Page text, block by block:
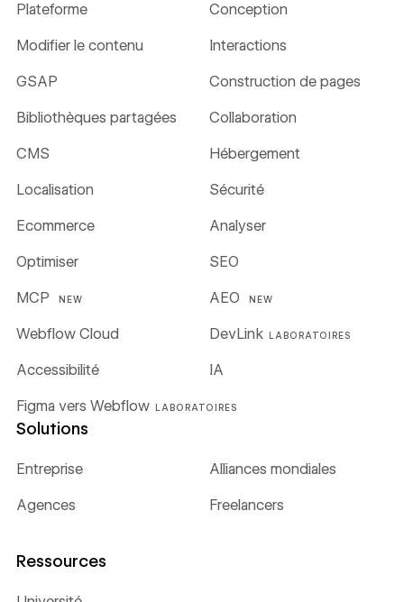
Plateforme Conception
Modifier le contenu Interactions
GSAP Construction de pages
Bibliothèques partagées Collaboration
CMS Hébergement
Localisation Sécurité
Ecommerce Analyser
Optimiser SEO
MCP NEW AEO NEW
Webflow Cloud DevLink LABORATOIRES
Figma vers Webflow LABORATOIRES
Accessibilité IA
Solutions
Entreprise Alliances mondiales
Agences Freelancers
Ressources